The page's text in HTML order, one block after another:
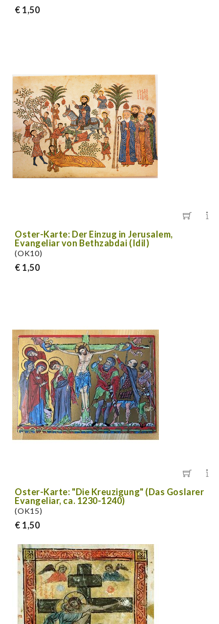
€ 1,50
Oster-Karte: Der Einzug in Jerusalem,
Evangeliar von Bethzabdai (Idil)
(OK10)
€ 1,50
Oster-Karte: "Die Kreuzigung" (Das Goslarer
Evangeliar, ca. 1230-1240)
(OK15)
€ 1,50